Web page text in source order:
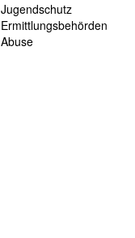
Jugendschutz
Ermittlungsbehörden
Abuse